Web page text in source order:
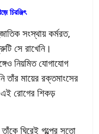
চিরঞ্জিৎ
সংস্থায় কর্মরত,
সে রাখেনি।
নিয়মিত যোগাযোগ
তাঁর মায়ের রক্তমাংসের
এই রোগের শিকড়
ঘিরেই গল্পের সুতো